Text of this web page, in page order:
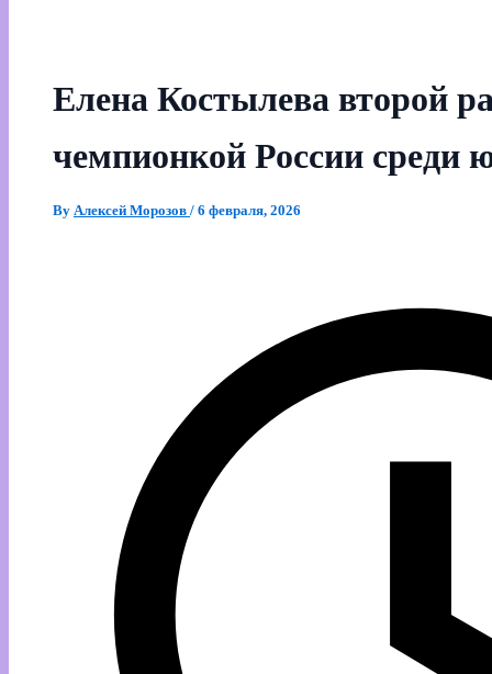
Елена Костылева второй
чемпионкой России среди
By Алексей Морозов / 6 февраля, 2026